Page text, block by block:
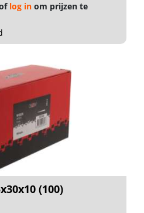
log in om prijzen te
(100)